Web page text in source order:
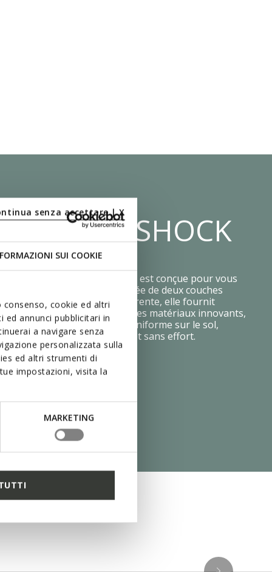
SUI COOKIE
cookie ed altri
annunci pubblicitari in
a navigare senza
personalizzata sulla
ed altri strumenti di
impostazioni, visita la
MARKETING
senza accettare | X
ZÉRO SHOCK
avec système Zéro Shock est conçue pour vous
à chaque pas. Composée de deux couches
avec une densité différente, elle fournit
et amorti optimal. Grâce à des matériaux innovants,
est distribuée de manière uniforme sur le sol,
particulièrement légère et sans effort.